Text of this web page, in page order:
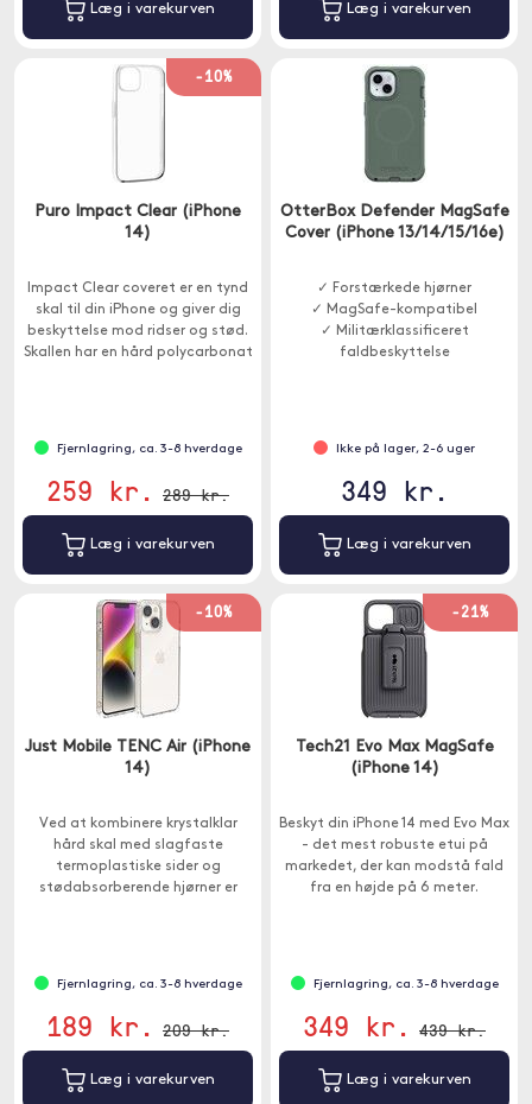
Læg i varekurven Læg i varekurven
-10%
Puro Impact Clear (iPhone
14)
Impact Clear coveret er en tynd
skal til din iPhone og giver dig
beskyttelse mod ridser og stød.
Skallen har en hård polycarbonat
Fjernlagring, ca. 3-8 hverdage
259 kr. 289 kr.
Læg i varekurven
OtterBox Defender MagSafe
Cover (iPhone 13/14/15/16e)
✓ Forstærkede hjørner
✓ MagSafe-kompatibel
✓ Militærklassificeret
faldbeskyttelse
Ikke på lager, 2-6 uger
349 kr.
Læg i varekurven
-10%
Just Mobile TENC Air (iPhone
14)
Ved at kombinere krystalklar
hård skal med slagfaste
termoplastiske sider og
stødabsorberende hjørner er
Fjernlagring, ca. 3-8 hverdage
189 kr. 209 kr.
Læg i varekurven
-21%
Tech21 Evo Max MagSafe
(iPhone 14)
Beskyt din iPhone 14 med Evo Max
- det mest robuste etui på
markedet, der kan modstå fald
fra en højde på 6 meter.
Fjernlagring, ca. 3-8 hverdage
349 kr. 439 kr.
Læg i varekurven